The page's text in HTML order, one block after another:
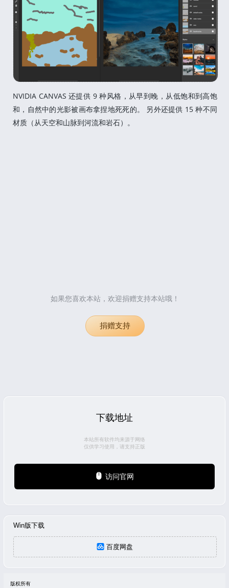
NVIDIA CANVAS 还提供 9 种风格，从早到晚，从低饱和到高饱
和，自然中的光影被画布拿捏地死死的。 另外还提供 15 种不同
材质（从天空和山脉到河流和岩石）。
如果您喜欢本站，欢迎捐赠支持本站哦！
捐赠支持
下载地址
本站所有软件均来源于网络
仅供学习使用，请支持正版
访问官网
Win版下载
百度网盘
版权所有